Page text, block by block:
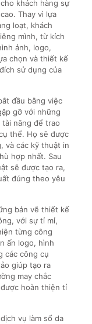
khách hàng sự
Thay vì lựa
loạt, khách
mình, từ kích
ảnh, logo,
chọn và thiết kế
sử dụng của
đầu bằng việc
gỡ với những
năng để trao
thể. Họ sẽ được
và các kỹ thuật in
hợp nhất. Sau
sẽ được tạo ra,
đúng theo yêu
bản vẽ thiết kế
với sự tỉ mỉ,
từng công
ấn logo, hình
các công cụ
giúp tạo ra
may chắc
hoàn thiện tỉ
vụ làm sổ da